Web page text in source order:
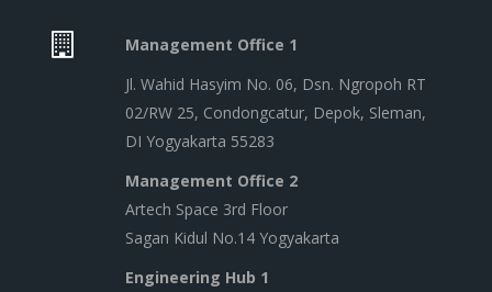
Management Office 1
Jl. Wahid Hasyim No. 06, Dsn. Ngropoh RT
02/RW 25, Condongcatur, Depok, Sleman,
DI Yogyakarta 55283
Management Office 2
Artech Space 3rd Floor
Sagan Kidul No.14 Yogyakarta
Engineering Hub 1